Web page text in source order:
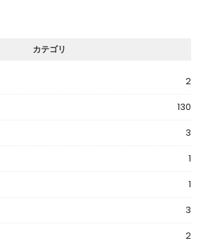
カテゴリ
2
130
3
1
1
3
2